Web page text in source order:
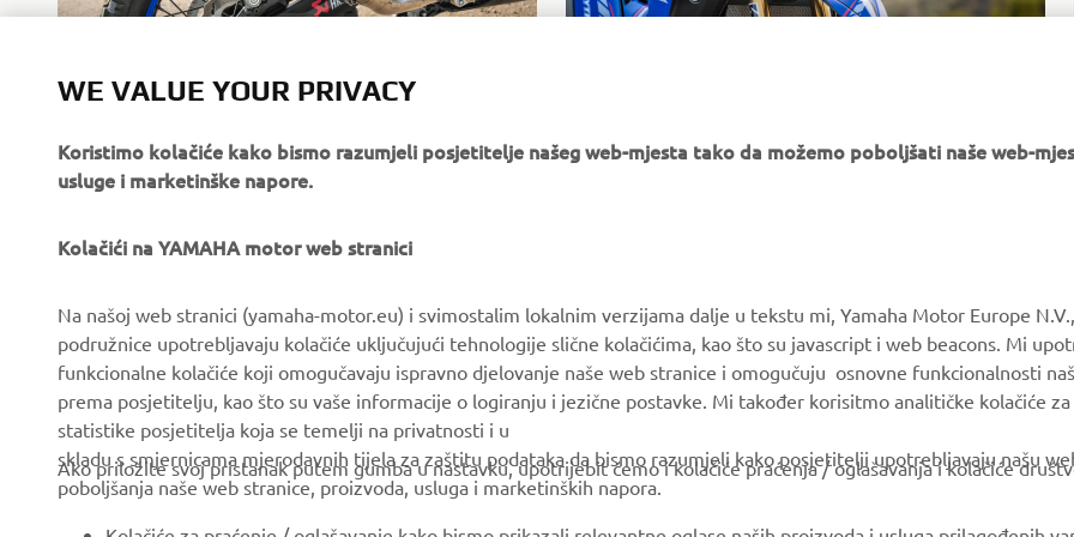
About us
Events
Press
eBike systems
Authorities & Police
Golfcourses
First responders
MyYamaha
Yamaha Motor Global
Parts Catalogue
Management of Waste
WE VALUE YOUR PRIVACY
Koristimo kolačiće kako bismo razumjeli posjetitelje našeg web-mjesta tako da možemo poboljšati naše web-
usluge i marketinške napore.
Kolačići na YAMAHA motor web stranici
Na našoj web stranici (yamaha-motor.eu) i svimostalim lokalnim verzijama dalje u tekstu mi, Yamaha Motor Europe
podružnice upotrebljavaju kolačiće uključujući tehnologije slične kolačićima, kao što su javascript i web beacons. Mi
funkcionalne kolačiće koji omogučavaju ispravno djelovanje naše web stranice i omogučuju osnovne funkcionalnosti
prema posjetitelju, kao što su vaše informacije o logiranju i jezične postavke. Mi također korisitmo analitičke kolačiće
statistike posjetitelja koja se temelji na privatnosti i u
skladu s smjernicama mjerodavnih tijela za zaštitu podataka da bismo razumjeli kako posjetitelji upotrebljavaju našu
poboljšanja naše web stranice, proizvoda, usluga i marketinških napora.
Ako priložite svoj pristanak putem gumba u nastavku, upotrijebit ćemo i kolačiće praćenja / oglašavanja i kolačiće